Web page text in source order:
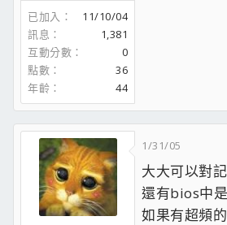
已加入
11/10/04
訊息
1,381
互動分數
0
點數
36
年齡
44
1/31/05
大大可以對
還有bios中
如果有超頻